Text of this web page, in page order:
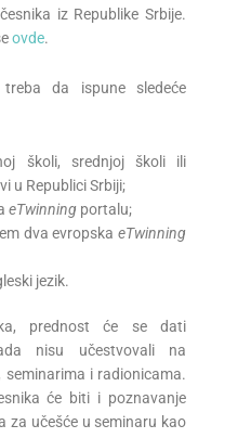
iz Republike Srbije.
ovde.
treba da ispune sledeće
školi, srednjoj školi ili
u Republici Srbiji;
eTwinning portalu;
dva evropska eTwinning
jezik.
prednost će se dati
nisu učestvovali na
i radionicama.
će biti i poznavanje
za učešće u seminaru kao